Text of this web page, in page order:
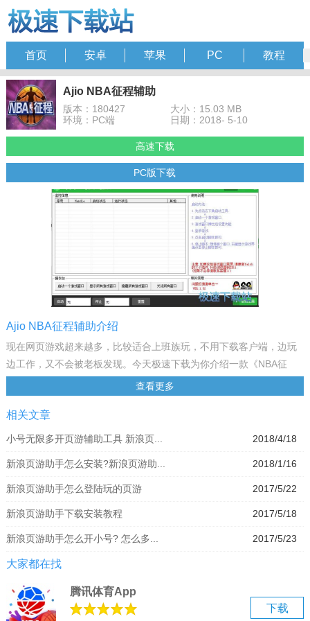
首页 安卓 苹果 PC 教程
Ajio NBA征程辅助
版本：180427
大小：15.03 MB
环境：PC端
日期：2018- 5-10
高速下载
PC版下载
Ajio NBA征程辅助介绍
现在网页游戏超来越多，比较适合上班族玩，不用下载客户端，边玩
边工作，又不会被老板发现。今天极速下载为你介绍一款《NBA征
程》的游戏辅助工具，该辅助由新浪页游助手开发，绝对安全无毒，
自动为你完成日常任务，自动刷副本，功能也非常强大，喜欢玩
《NBA征程》的玩家千万不要错过。
新浪NBA征程智能联赛免费辅助脚本，是由全网比较强的页游辅助
具。支持所有游戏无限小号多开、加速等，本辅助可独立使用，绿
色，免费，安全无毒，无捆绑无插件，设置轻松便捷。新浪NBA征程
精英赛、一键扫荡、随机挑战等。
功能说明
2、天梯赛、试炼赛、球衣试炼、球员试炼、财富试炼；
3、循环常规赛、普通模式、精英模式、老鹰、太阳、活塞、掘金、勇
士；
查看更多
相关文章
2018/4/18
小号无限多开页游辅助工具 新浪页...
2018/1/16
新浪页游助手怎么安装?新浪页游助...
2017/5/22
新浪页游助手怎么登陆玩的页游
2017/5/18
新浪页游助手下载安装教程
2017/5/23
新浪页游助手怎么开小号? 怎么多...
大家都在找
下载
腾讯体育App